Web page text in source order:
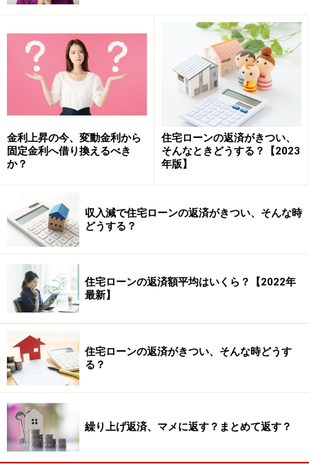
金利上昇の今、変動金利から
固定金利へ借り換えるべき
か？
住宅ローンの返済がきつい、
そんなときどうする？【2023
年版】
収入減で住宅ローンの返済がきつい、そんな時
どうする？
住宅ローンの返済額平均はいくら？【2022年
最新】
住宅ローンの返済がきつい、そんな時どうす
る？
繰り上げ返済、マメに返す？まとめて返す？